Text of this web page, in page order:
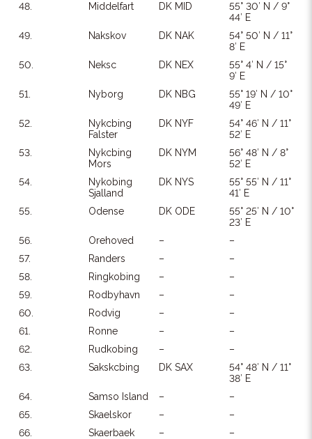
48.
Middelfart DK MID
55° 30′ N / 9°
44′ E
49.
Nakskov DK NAK
54° 50′ N / 11°
8′ E
50.
Neksc DK NEX
55° 4′ N / 15°
9′ E
51.
Nyborg DK NBG
55° 19′ N / 10°
49′ E
52.
Nykcbing
Falster
DK NYF
54° 46′ N / 11°
52′ E
53.
Nykcbing
Mors
DK NYM
56° 48′ N / 8°
52′ E
54.
Nykobing
Sjalland
DK NYS
55° 55′ N / 11°
41′ E
55.
Odense DK ODE
55° 25′ N / 10°
23′ E
56.
Orehoved –
–
57.
Randers –
–
58.
Ringkobing –
–
59.
Rodbyhavn –
–
60.
Rodvig –
–
61.
Ronne –
–
62.
Rudkobing –
–
63.
Sakskcbing DK SAX
54° 48′ N / 11°
38′ E
64.
Samso Island –
–
65.
Skaelskor –
–
66.
Skaerbaek –
–